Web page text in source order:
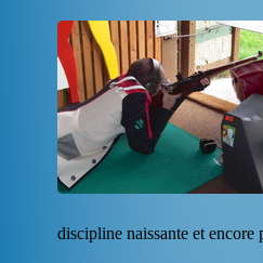
discipline naissante et encore